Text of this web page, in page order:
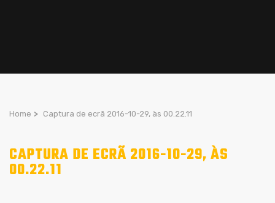
Home > Captura de ecrã 2016-10-29, às 00.22.11
CAPTURA DE ECRÃ 2016-10-29, ÀS
00.22.11